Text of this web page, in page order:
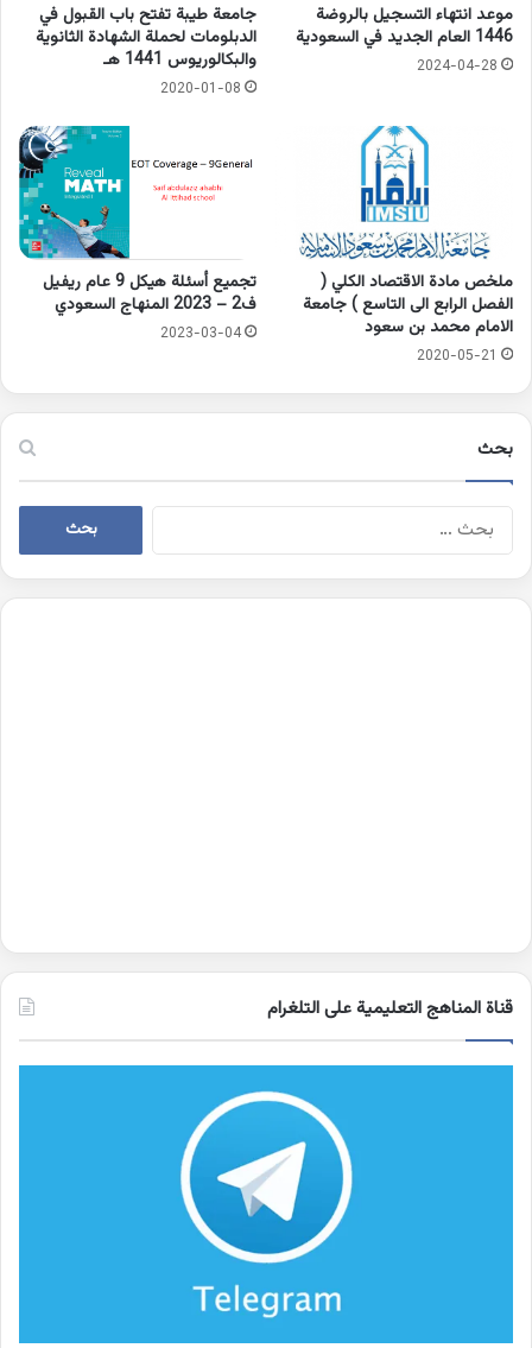
موعد انتهاء التسجيل بالروضة
1446 العام الجديد في السعودية
2024-04-28
جامعة طيبة تفتح باب القبول في
الدبلومات لحملة الشهادة الثانوية
والبكالوريوس 1441 هـ
2020-01-08
ملخص مادة الاقتصاد الكلي (
الفصل الرابع الى التاسع ) جامعة
الامام محمد بن سعود
2020-05-21
تجميع أسئلة هيكل 9 عام ريفيل
ف2 – 2023 المنهاج السعودي
2023-03-04
بحث
البحث
قناة المناهج التعليمية على التلغرام